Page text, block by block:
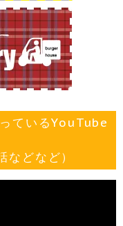
ているYouTube
などなど）